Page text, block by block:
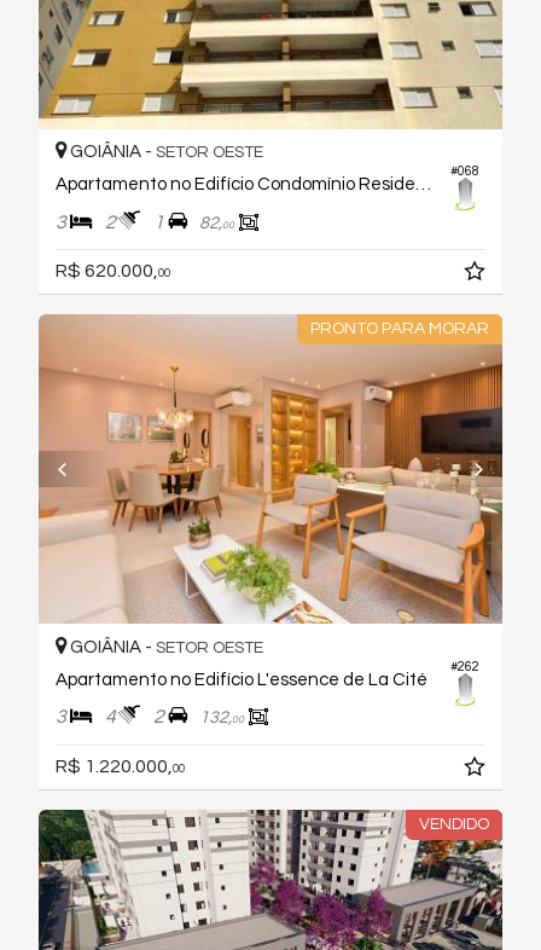
#068
GOIÂNIA - SETOR OESTE
Apartamento no Edifício Condomínio Residencial Visage D'or
3 2 1 82,00
R$ 620.000,00
PRONTO PARA MORAR
#262
GOIÂNIA - SETOR OESTE
Apartamento no Edifício L'essence de La Cité
3 4 2 132,00
R$ 1.220.000, 00
VENDIDO